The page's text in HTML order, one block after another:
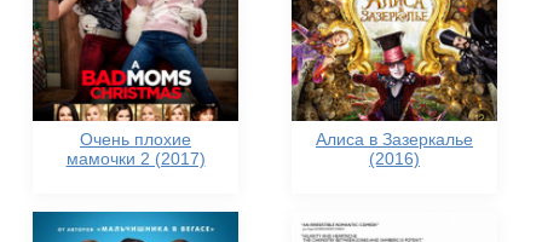
Очень плохие
мамочки 2 (2017)
Алиса в Зазеркалье
(2016)